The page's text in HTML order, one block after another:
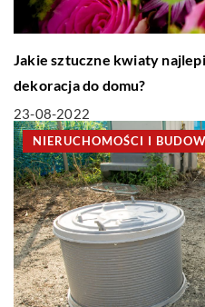
Jakie sztuczne kwiaty
dekoracja do domu?
23-08-2022
NIERUCHOMOŚCI I